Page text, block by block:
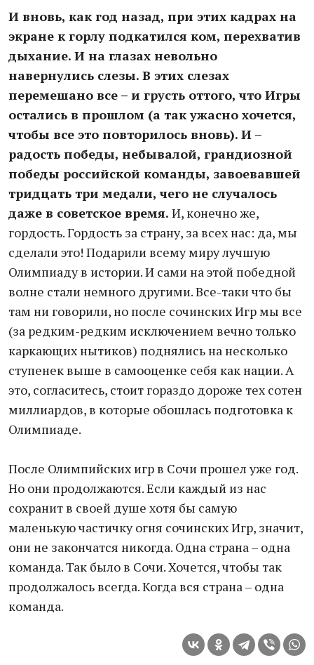
И вновь, как год назад, при этих кадрах на
экране к горлу подкатился ком, перехватив
дыхание. И на глазах невольно
навернулись слезы. В этих слезах
перемешано все – и грусть оттого, что Игры
остались в прошлом (а так ужасно хочется,
чтобы все это повторилось вновь). И –
радость победы, небывалой, грандиозной
победы российской команды, завоевавшей
тридцать три медали, чего не случалось
даже в советское время. И, конечно же,
гордость. Гордость за страну, за всех нас: да, мы
сделали это! Подарили всему миру лучшую
Олимпиаду в истории. И сами на этой победной
волне стали немного другими. Все-таки что бы
там ни говорили, но после сочинских Игр мы все
(за редким-редким исключением вечно только
каркающих нытиков) поднялись на несколько
ступенек выше в самооценке себя как нации. А
это, согласитесь, стоит гораздо дороже тех сотен
миллиардов, в которые обошлась подготовка к
Олимпиаде.
После Олимпийских игр в Сочи прошел уже год.
Но они продолжаются. Если каждый из нас
сохранит в своей душе хотя бы самую
маленькую частичку огня сочинских Игр, значит,
они не закончатся никогда. Одна страна – одна
команда. Так было в Сочи. Хочется, чтобы так
продолжалось всегда. Когда вся страна – одна
команда.